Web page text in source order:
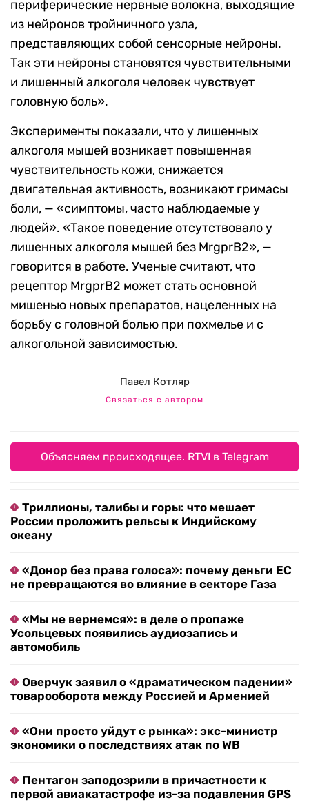
периферические нервные волокна, выходящие
из нейронов тройничного узла,
представляющих собой сенсорные нейроны.
Так эти нейроны становятся чувствительными
и лишенный алкоголя человек чувствует
головную боль».
Эксперименты показали, что у лишенных
алкоголя мышей возникает повышенная
чувствительность кожи, снижается
двигательная активность, возникают гримасы
боли, — «симптомы, часто наблюдаемые у
людей». «Такое поведение отсутствовало у
лишенных алкоголя мышей без MrgprB2», —
говорится в работе. Ученые считают, что
рецептор MrgprB2 может стать основной
мишенью новых препаратов, нацеленных на
борьбу с головной болью при похмелье и с
алкогольной зависимостью.
Павел Котляр
Связаться с автором
Объясняем происходящее. RTVI в Telegram
Триллионы, талибы и горы: что мешает
России проложить рельсы к Индийскому
океану
«Донор без права голоса»: почему деньги ЕС
не превращаются во влияние в секторе Газа
«Мы не вернемся»: в деле о пропаже
Усольцевых появились аудиозапись и
автомобиль
Оверчук заявил о «драматическом падении»
товарооборота между Россией и Арменией
«Они просто уйдут с рынка»: экс-министр
экономики о последствиях атак по WB
Пентагон заподозрили в причастности к
первой авиакатастрофе из-за подавления GPS